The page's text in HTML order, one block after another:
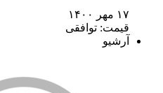
۱۷ مهر ۱۴۰۰
قیمت: توافقی
آرشیو